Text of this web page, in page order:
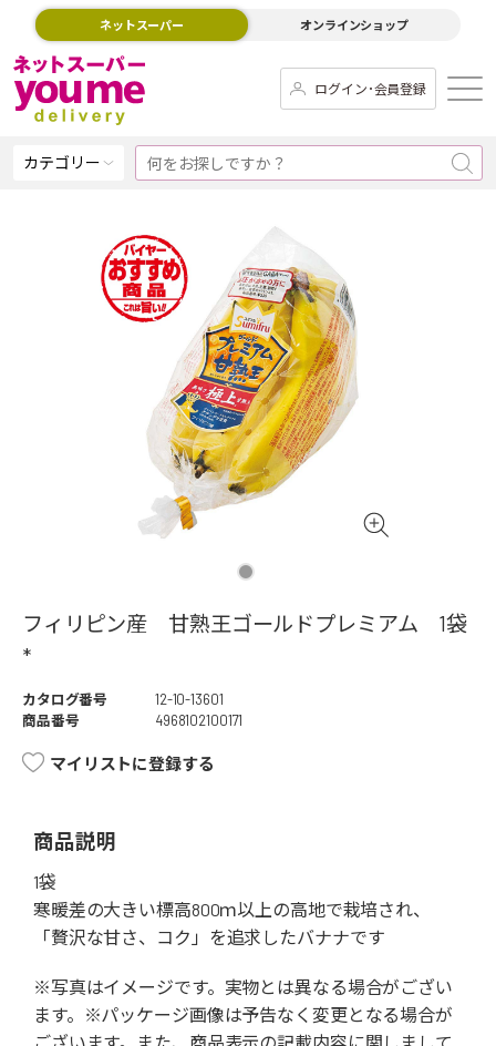
ネットスーパー オンラインショップ
ログイン･会員登録
カテゴリー
フィリピン産 甘熟王ゴールドプレミアム 1袋
*
カタログ番号
12-10-13601
商品番号
4968102100171
マイリストに登録する
商品説明
1袋
寒暖差の大きい標高800ｍ以上の高地で栽培され、
「贅沢な甘さ、コク」を追求したバナナです
※写真はイメージです。実物とは異なる場合がござい
ます。※パッケージ画像は予告なく変更となる場合が